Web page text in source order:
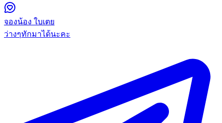
จองน้อง ใบเตย
ว่างๆทักมาได้นะคะ